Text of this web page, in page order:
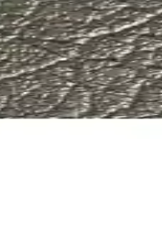
ve endüstriyel
alanları ve